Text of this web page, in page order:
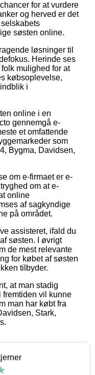
for at vurdere
og herved er det
søsten online.
løsninger til
Herinde ses
mulighed for at
købsoplevelse,
i
online i en
gennemgå e-
et omfattende
som
Bygma, Davidsen,
om e-firmaet er e-
om at e-
online
af sagkyndige
på området.
assisteret, ifald du
søsten. I øvrigt
de mest relevante
for købet af søsten
tilbyder.
at man stadig
vil kunne
man har købt fra
Stark,